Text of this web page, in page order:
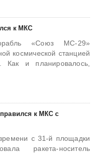
к МКС
«Союз МС-29»
космической станцией
и планировалось,
к МКС с
с 31-й площадки
ракета-носитель